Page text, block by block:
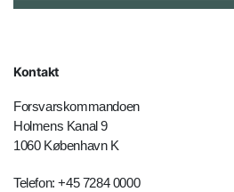
Kontakt
Forsvarskommandoen
Holmens Kanal 9
1060 København K
Telefon: +45 7284 0000